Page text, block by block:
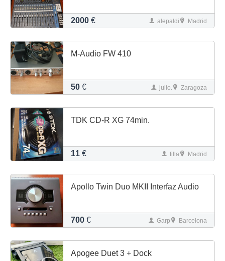
2000 € alepaldi Madrid
M-Audio FW 410
50 € julio. Zaragoza
TDK CD-R XG 74min.
11 € filla Madrid
Apollo Twin Duo MKII Interfaz Audio
700 € Garp Barcelona
Apogee Duet 3 + Dock